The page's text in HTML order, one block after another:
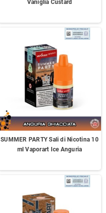
Vaniglia Custard
SUMMER PARTY Sali di Nicotina 10
ml Vaporart Ice Anguria